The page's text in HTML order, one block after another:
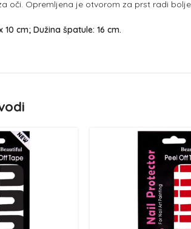
oči. Opremljena je otvorom za prst radi
10 cm; Dužina špatule: 16 cm.